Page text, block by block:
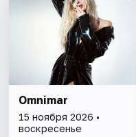
Omnimar
15 ноября 2026 •
воскресенье